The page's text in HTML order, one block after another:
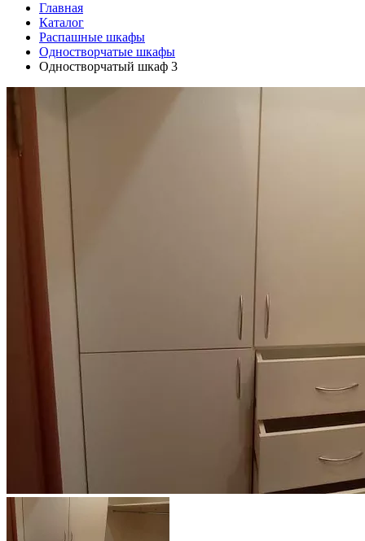
Главная
Каталог
Распашные шкафы
Одностворчатые шкафы
Одностворчатый шкаф 3